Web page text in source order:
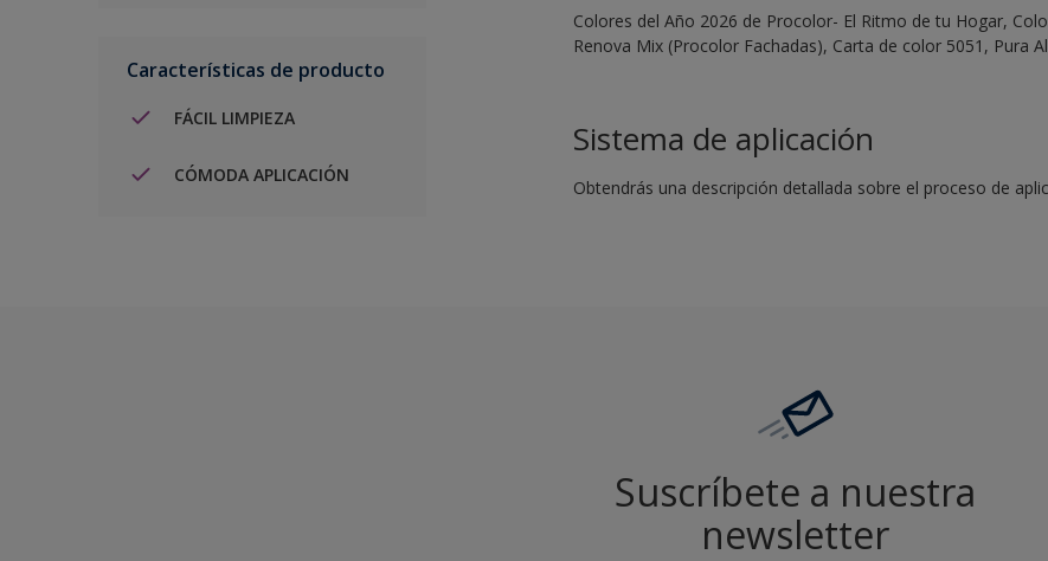
Características de producto
FÁCIL LIMPIEZA
CÓMODA APLICACIÓN
Colores del Año 2026 de Procolor- El Ritmo de tu Hogar,
Renova Mix (Procolor Fachadas), Carta de color 5051, Pura
Sistema de aplicación
Obtendrás una descripción detallada sobre el proceso de
Suscríbete a nuestra
newsletter